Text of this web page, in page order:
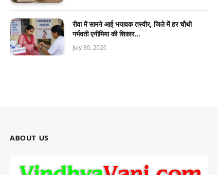
रीवा में सामने आई भयावक तस्वीर, जिले में हर चौथी
गर्भवती एनीमिया की शिकार…
July 30, 2026
ABOUT US